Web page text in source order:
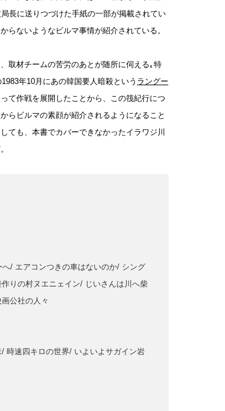
長に送りつづけた手紙の一部が掲載されてい
らないようなビルマ事情が紹介されている。
取材チームの苦労のあとが随所に伺える｡特
年10月にあの韓国要人暗殺という ラングー
て作戦を展開したことから、この筏紀行につ
らビルマの素顔が紹介されるようになること
ても、本書でカバーできなかったイラワジ川
/ エアコンつきの車はないのか/ シング
りの村ヌエニェイン/ じいさんは川へ柴
公社の人々
時速四キロの世界/ いよいよサガイン岩